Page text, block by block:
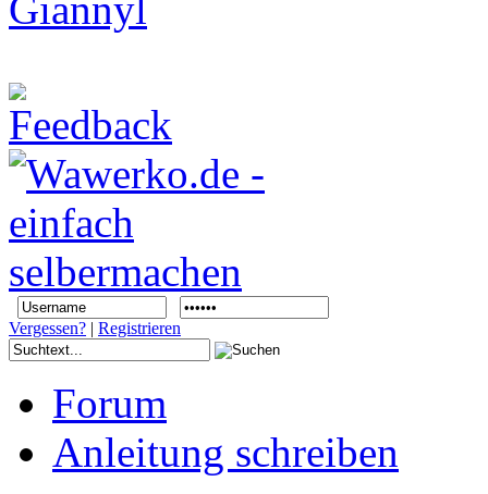
Vergessen? | Registrieren
Forum
Anleitung schreiben